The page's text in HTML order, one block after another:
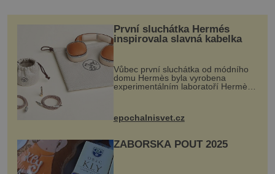
První sluchátka Hermés
inspirovala slavná kabelka
Vůbec první sluchátka od módního
domu Hermès byla vyrobena
experimentálním laboratoří Hermès
kovový...
epochalnisvet.cz
ZÁBOŘSKÁ POUŤ 2025